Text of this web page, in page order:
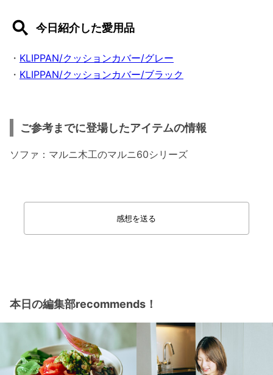
今日紹介した愛用品
・ KLIPPAN/クッションカバー/グレー
・ KLIPPAN/クッションカバー/ブラック
ご参考までに登場したアイテムの情報
ソファ：マルニ木工のマルニ60シリーズ
感想を送る
本日の編集部recommends！